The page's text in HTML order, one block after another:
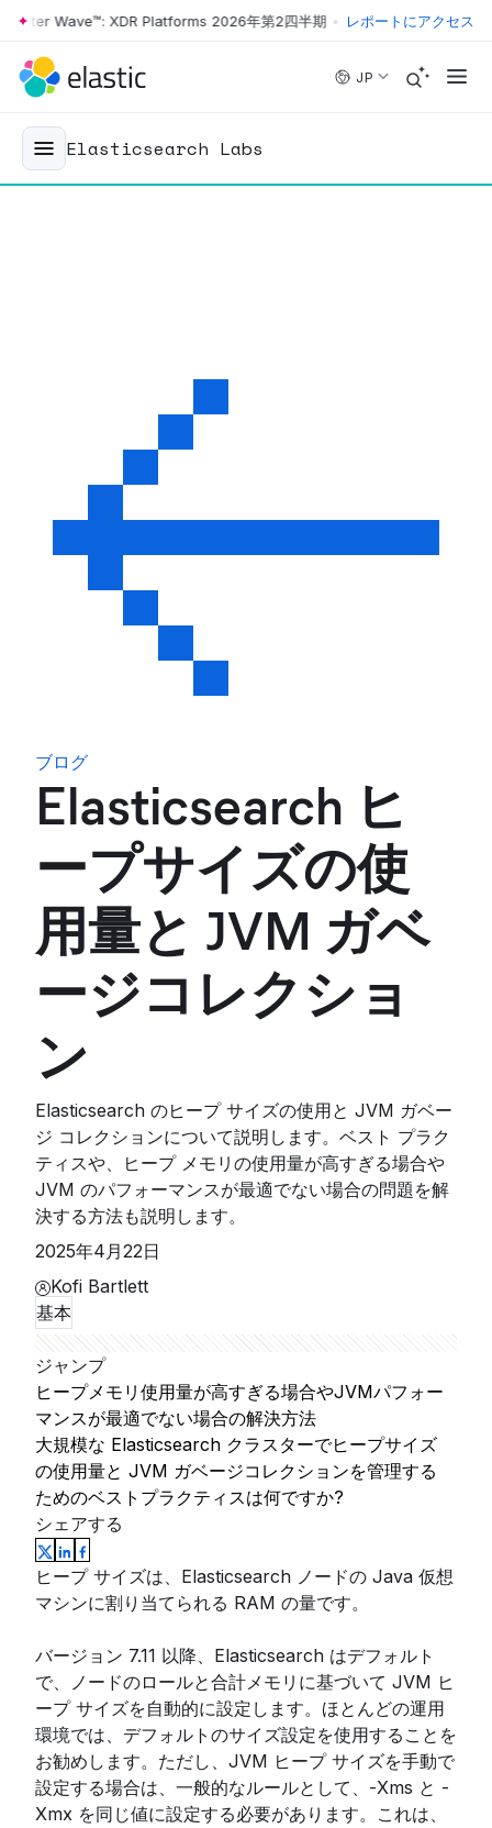
Skip to main content
Wave™: XDR Platforms 2026年第2四半期 • The Forrester Wave™:
レポートにアクセス
JP
Elasticsearch Labs
ブログ
Elasticsearch ヒ
ープサイズの使
用量と JVM ガベ
ージコレクショ
ン
Elasticsearch のヒープ サイズの使用と JVM ガベー
ジ コレクションについて説明します。ベスト プラク
ティスや、ヒープ メモリの使用量が高すぎる場合や
JVM のパフォーマンスが最適でない場合の問題を解
決する方法も説明します。
2025年4月22日
Kofi Bartlett
基本
ジャンプ
ヒープメモリ使用量が高すぎる場合やJVMパフォー
マンスが最適でない場合の解決方法
大規模な Elasticsearch クラスターでヒープサイズ
の使用量と JVM ガベージコレクションを管理する
ためのベストプラクティスは何ですか?
シェアする
ヒープ サイズは、Elasticsearch ノードの Java 仮想
マシンに割り当てられる RAM の量です。
バージョン 7.11 以降、Elasticsearch はデフォルト
で、ノードのロールと合計メモリに基づいて JVM ヒ
ープ サイズを自動的に設定します。ほとんどの運用
環境では、デフォルトのサイズ設定を使用することを
お勧めします。ただし、JVM ヒープ サイズを手動で
設定する場合は、一般的なルールとして、-Xms と -
Xmx を同じ値に設定する必要があります。これは、